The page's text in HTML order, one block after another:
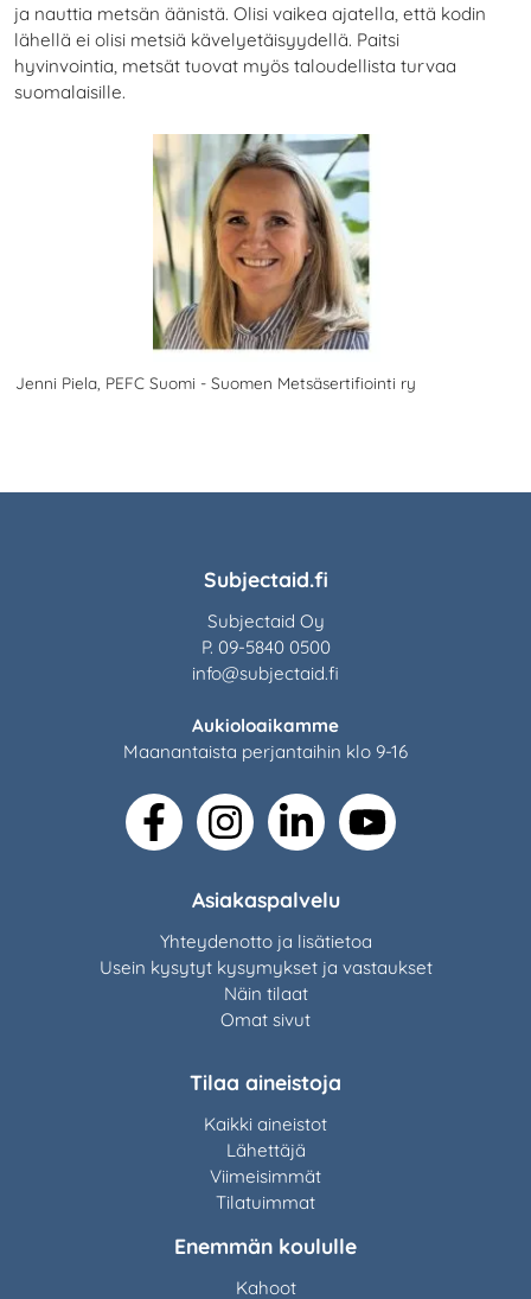
ja nauttia metsän äänistä. Olisi vaikea ajatella, että kodin
lähellä ei olisi metsiä kävelyetäisyydellä. Paitsi
hyvinvointia, metsät tuovat myös taloudellista turvaa
suomalaisille.
Jenni Piela, PEFC Suomi - Suomen Metsäsertifiointi ry
Subjectaid.fi
Subjectaid Oy
P. 09-5840 0500
info@subjectaid.fi
Aukioloaikamme
Maanantaista perjantaihin klo 9-16
facebookinstagramlinkedin youtube
Asiakaspalvelu
Yhteydenotto ja lisätietoa
Usein kysytyt kysymykset ja vastaukset
Näin tilaat
Omat sivut
Tilaa aineistoja
Kaikki aineistot
Lähettäjä
Viimeisimmät
Tilatuimmat
Enemmän koululle
Kahoot